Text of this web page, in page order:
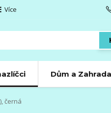
Více
Dům a Zahrada
černá